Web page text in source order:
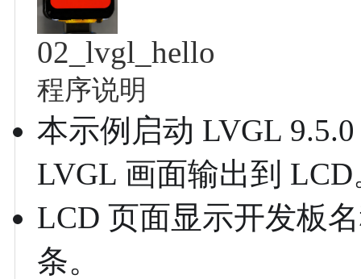
02_lvgl_hello
程序说明
本示例启动 LVGL
LVGL 画面输出到 LCD
LCD 页面显示开发板
条。